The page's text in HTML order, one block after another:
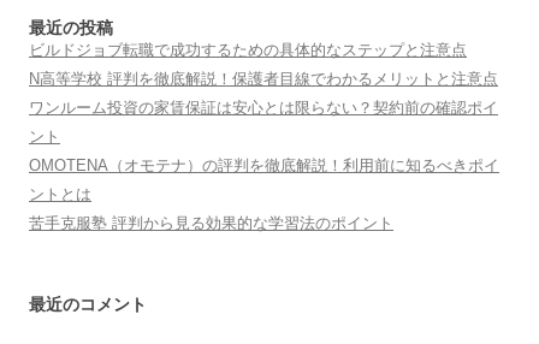
最近の投稿
ビルドジョブ転職で成功するための具体的なステップと注意点
N高等学校 評判を徹底解説！保護者目線でわかるメリットと注意点
ワンルーム投資の家賃保証は安心とは限らない？契約前の確認ポイ
ント
OMOTENA（オモテナ）の評判を徹底解説！利用前に知るべきポイ
ントとは
苦手克服塾 評判から見る効果的な学習法のポイント
最近のコメント